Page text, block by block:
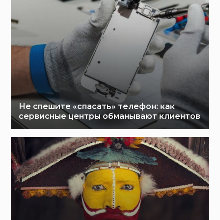
Не спешите «спасать» телефон: как
сервисные центры обманывают клиентов